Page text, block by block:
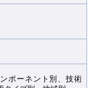
ポーネント別、技術